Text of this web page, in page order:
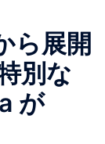
ら展開
別な
が